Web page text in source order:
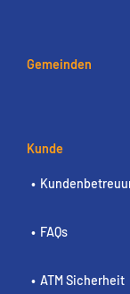
Gemeinden
Kunde
FAQs
ATM Sicherheit